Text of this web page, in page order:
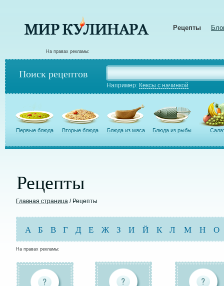
Рецепты
На правах рекламы:
Поиск рецептов
Например: Кексы с начинкой
Первые блюда Вторые блюда Блюда из мяса Блюда из рыбы
Рецепты
Главная страница / Рецепты
А Б В Г Д Е Ж З И Й К Л М Н О
На правах рекламы: